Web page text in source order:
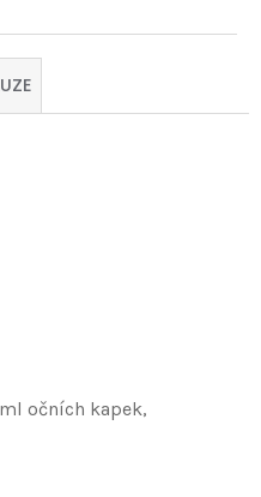
očních kapek,